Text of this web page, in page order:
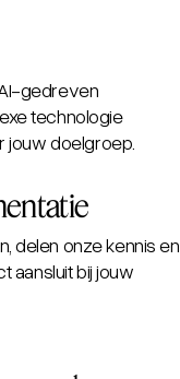
gedreven
technologie
jouw doelgroep.
delen onze kennis en
aansluit bij jouw